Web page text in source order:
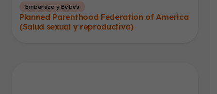
Embarazo y Bebés
Planned Parenthood Federation of America
(Salud sexual y reproductiva)